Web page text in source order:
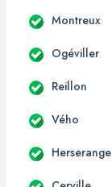
Montreux
Ogéviller
Reillon
Vého
Herserange